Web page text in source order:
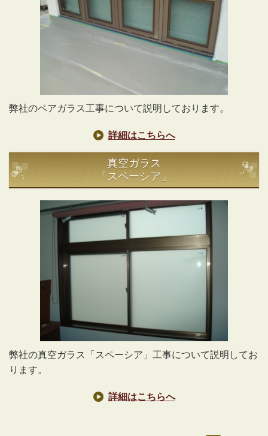
弊社のペアガラス工事について説明しております。
詳細はこちらへ
真空ガラス
「スペーシア」
弊社の真空ガラス「スペーシア」工事について説明してお
ります。
詳細はこちらへ